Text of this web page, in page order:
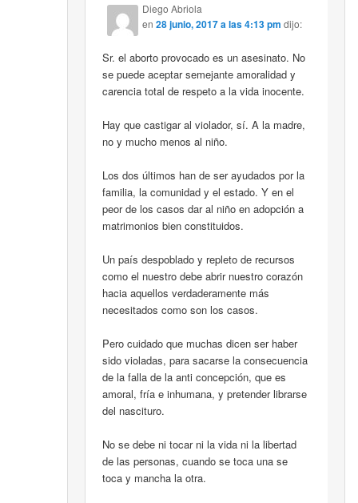
Diego Abriola
en28 junio, 2017 a las 4:13 pm dijo:
Sr. el aborto provocado es un asesinato. No
se puede aceptar semejante amoralidad y
carencia total de respeto a la vida inocente.
Hay que castigar al violador, sí. A la madre,
no y mucho menos al niño.
Los dos últimos han de ser ayudados por la
familia, la comunidad y el estado. Y en el
peor de los casos dar al niño en adopción a
matrimonios bien constituidos.
Un país despoblado y repleto de recursos
como el nuestro debe abrir nuestro corazón
hacia aquellos verdaderamente más
necesitados como son los casos.
Pero cuidado que muchas dicen ser haber
sido violadas, para sacarse la consecuencia
de la falla de la anti concepción, que es
amoral, fría e inhumana, y pretender librarse
del nascituro.
No se debe ni tocar ni la vida ni la libertad
de las personas, cuando se toca una se
toca y mancha la otra.